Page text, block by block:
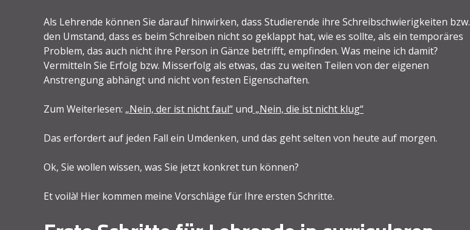
Als Lehrende können Sie darauf hinwirken, dass Studierende ihre Schreibschwierigkeiten bzw.
den Umstand, dass es beim Schreiben nicht so geklappt hat, wie es sollte, als ein temporäres
Problem, das auch nicht ihre Person in Gänze betrifft, empfinden. Was meine ich damit?
Vermitteln Sie Erfolg bzw. Misserfolg als etwas, das zu weiten Teilen von der eigenen
Anstrengung abhängt und nicht von festen Eigenschaften.
Zum Weiterlesen: „Nein, der ist nicht faul“ und „Nein, die ist nicht klug“
Das erfordert auf jeden Fall ein Umdenken, und das geht selten von heute auf morgen.
Ok, Sie wollen wissen, was Sie jetzt konkret tun können?
Et voilà! Hier kommen meine Vorschläge für Ihre ersten Schritte.